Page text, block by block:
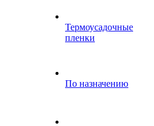
Термоусадочные
пленки
По назначению